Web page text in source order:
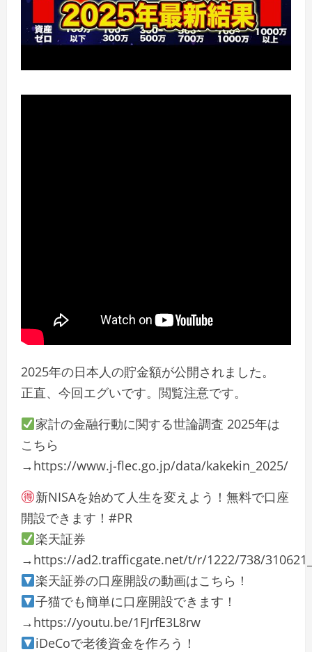
2025年の日本人の貯金額が公開されました。
正直、今回エグいです。閲覧注意です。
家計の金融行動に関する世論調査 2025年は
こちら
→https://www.j-flec.go.jp/data/kakekin_2025/
新NISAを始めて人生を変えよう！無料で口座
開設できます！#PR
楽天証券
→https://ad2.trafficgate.net/t/r/1222/738/
楽天証券の口座開設の動画はこちら！
子猫でも簡単に口座開設できます！
→https://youtu.be/1FJrfE3L8rw
iDeCoで老後資金を作ろう！